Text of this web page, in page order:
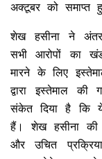
अक्टूबर को समाप्त
शेख हसीना ने
सभी आरोपों का
मारने के लिए
द्वारा इस्तेमाल
संकेत दिया है कि ये
हैं। शेख हसीना की
और उचित